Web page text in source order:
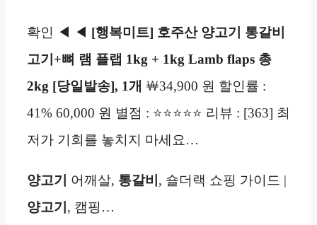
확인 ◀ ◀ [행복미트] 호주산 양고기 통갈비
고기+뼈 램 플랩 1kg + 1kg Lamb flaps 총
2kg [당일발송], 1개 ￦34,900 원 할인률 :
41% 60,000 원 별점 : ⭐⭐⭐⭐⭐ 리뷰 : [363] 최
저가 기회를 놓치지 마세요…
양고기 어깨살, 통갈비 , 숄더랙 쇼핑 가이드 |
양고기 , 캠핑…